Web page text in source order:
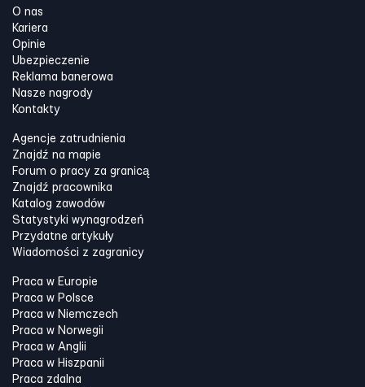
O nas
Kariera
Opinie
Ubezpieczenie
Reklama banerowa
Nasze nagrody
Kontakty
Agencje zatrudnienia
Znajdź na mapie
Forum o pracy za granicą
Znajdź pracownika
Katalog zawodów
Statystyki wynagrodzeń
Przydatne artykuły
Wiadomości z zagranicy
Praca w Europie
Praca w Polsce
Praca w Niemczech
Praca w Norwegii
Praca w Anglii
Praca w Hiszpanii
Praca zdalna